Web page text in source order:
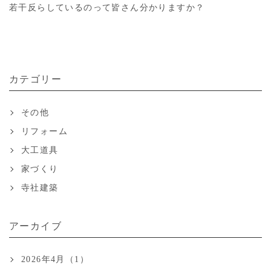
若干反らしているのって皆さん分かりますか？
カテゴリー
その他
リフォーム
大工道具
家づくり
寺社建築
アーカイブ
2026年4月（1）